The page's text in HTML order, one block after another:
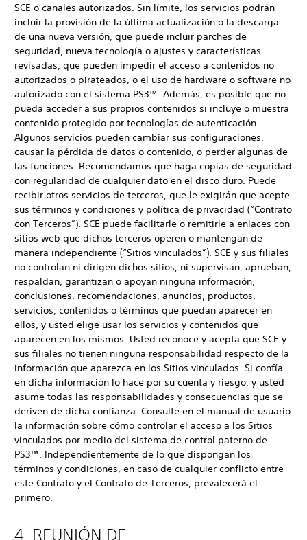
SCE o canales autorizados. Sin límite, los servicios podrán
incluir la provisión de la última actualización o la descarga
de una nueva versión, que puede incluir parches de
seguridad, nueva tecnología o ajustes y características
revisadas, que pueden impedir el acceso a contenidos no
autorizados o pirateados, o el uso de hardware o software no
autorizado con el sistema PS3™. Además, es posible que no
pueda acceder a sus propios contenidos si incluye o muestra
contenido protegido por tecnologías de autenticación.
Algunos servicios pueden cambiar sus configuraciones,
causar la pérdida de datos o contenido, o perder algunas de
las funciones. Recomendamos que haga copias de seguridad
con regularidad de cualquier dato en el disco duro. Puede
recibir otros servicios de terceros, que le exigirán que acepte
sus términos y condiciones y política de privacidad (“Contrato
con Terceros”). SCE puede facilitarle o remitirle a enlaces con
sitios web que dichos terceros operen o mantengan de
manera independiente (“Sitios vinculados”). SCE y sus filiales
no controlan ni dirigen dichos sitios, ni supervisan, aprueban,
respaldan, garantizan o apoyan ninguna información,
conclusiones, recomendaciones, anuncios, productos,
servicios, contenidos o términos que puedan aparecer en
ellos, y usted elige usar los servicios y contenidos que
aparecen en los mismos. Usted reconoce y acepta que SCE y
sus filiales no tienen ninguna responsabilidad respecto de la
información que aparezca en los Sitios vinculados. Si confía
en dicha información lo hace por su cuenta y riesgo, y usted
asume todas las responsabilidades y consecuencias que se
deriven de dicha confianza. Consulte en el manual de usuario
la información sobre cómo controlar el acceso a los Sitios
vinculados por medio del sistema de control paterno de
PS3™. Independientemente de lo que dispongan los
términos y condiciones, en caso de cualquier conflicto entre
este Contrato y el Contrato de Terceros, prevalecerá el
primero.
4. REUNIÓN DE